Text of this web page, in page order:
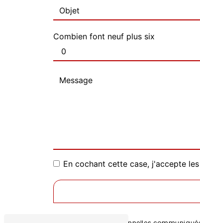
Combien font neuf plus six
En cochant cette case, j'accepte